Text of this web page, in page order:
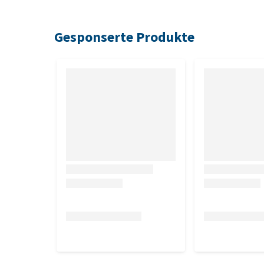
Allium sativum (Knoblauch), Cinnamomum
Gesponserte Produkte